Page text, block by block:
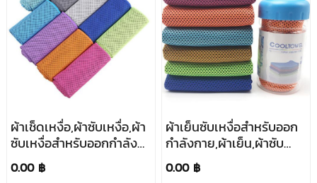
ผ้าเช็ดเหงื่อ,ผ้าซับเหงื่อ,ผ้า
ซับเหงื่อสำหรับออกกำลัง
กาย,ขนาด100*30cm
0.00 ฿
ผ้าเย็นซับเหงื่อสำหรับออก
กำลังกาย,ผ้าเย็น,ผ้าซับ
เหงื่อ,สกรีน
โลโก้,ขนาด90*30cm
0.00 ฿